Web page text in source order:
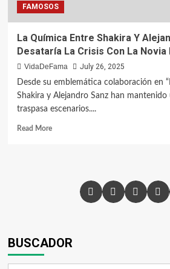
FAMOSOS
La Química Entre Shakira Y
Desataría La Crisis Con La Novia
VidaDeFama
July 26, 2025
Desde su emblemática colaboración en
Shakira y Alejandro Sanz han mantenido
traspasa escenarios....
Read More
BUSCADOR